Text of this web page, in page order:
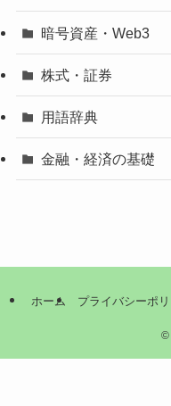
暗号資産・Web3
株式・証券
用語辞典
金融・経済の基礎
ホーム プライバシーポ
©